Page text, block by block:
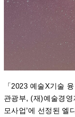
「2023 예술X기술
관광부, (재)예술경
모사업’에 선정된 엘